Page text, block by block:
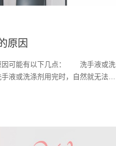
原因
可能有以下几点： 洗手液或洗
液或洗涤剂用完时，自然就无法出
洗手液或洗涤剂的质地过浓稠或过
浓稠的液体可能导致出液口堵塞，
器无法有效吸取。此时，可以尝试